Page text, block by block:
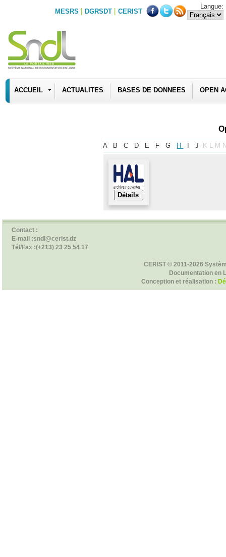
MESRS | DGRSDT | CERIST
Langue:
ACCUEIL ACTUALITES BASES DE DONNEES OPEN
A B C D E F G H J K L M
Détails
Contact :
E-mail :sndl@cerist.dz
Tél/Fax :(+213) 23 25 54 17
CERIST © 2011-2026
Documentation en
Conception et réalisation :